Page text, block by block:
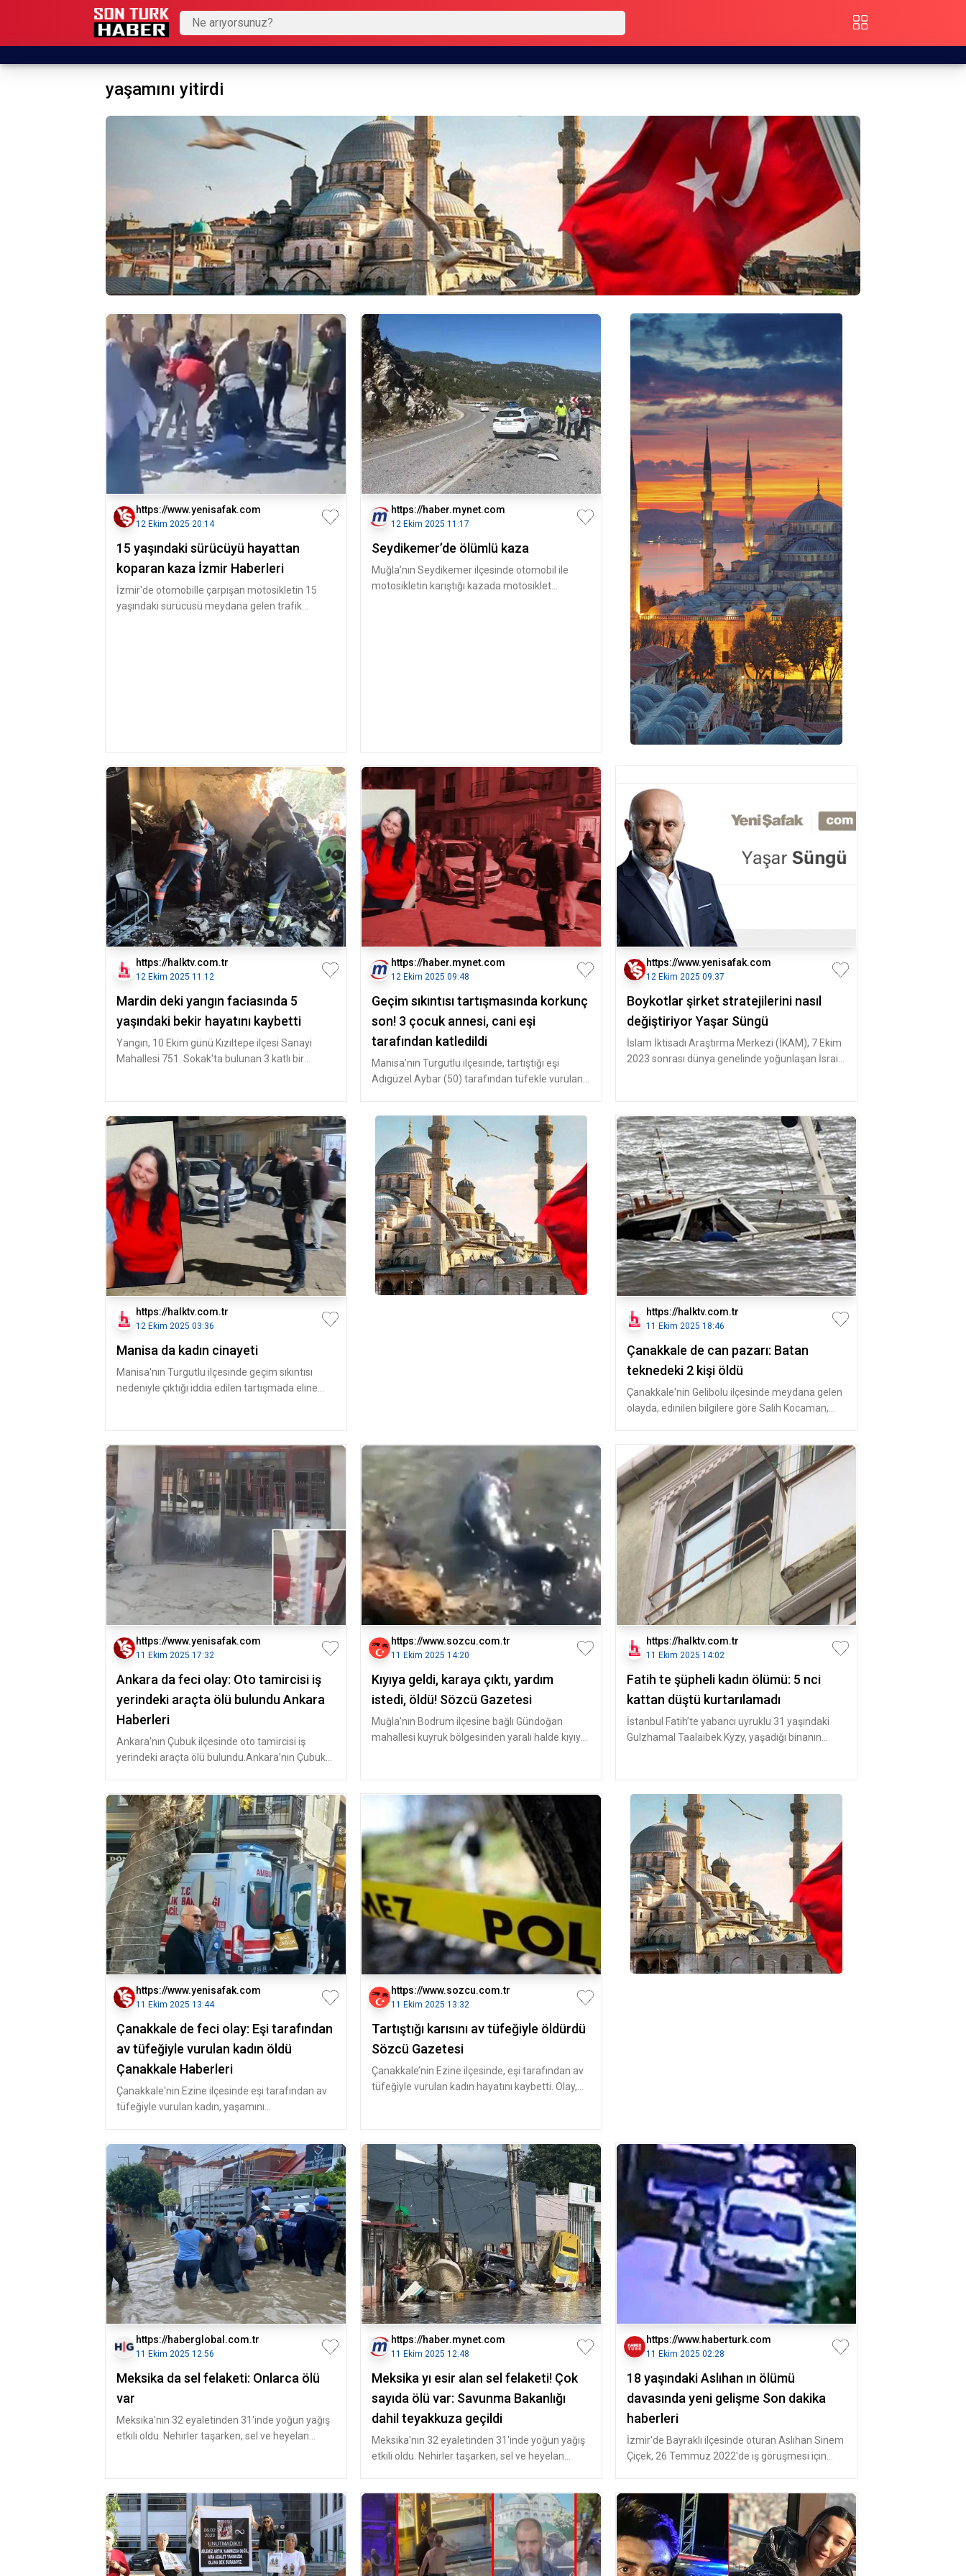
yaşamını yitirdi
https://www.yenisafak.com
12 Ekim 2025 20:14
15 yaşındaki sürücüyü hayattan
koparan kaza İzmir Haberleri
İzmir'de otomobille çarpışan motosikletin 15
yaşındaki sürücüsü meydana gelen trafik
https://haber.mynet.com
12 Ekim 2025 11:17
Seydikemer’de ölümlü kaza
Muğla’nın Seydikemer ilçesinde otomobil ile
motosikletin karıştığı kazada motosiklet
https://halktv.com.tr
12 Ekim 2025 11:12
Mardin deki yangın faciasında 5
yaşındaki bekir hayatını kaybetti
Yangın, 10 Ekim günü Kızıltepe ilçesi Sanayi
Mahallesi 751. Sokak'ta bulunan 3 katlı bir
https://haber.mynet.com
12 Ekim 2025 09:48
Geçim sıkıntısı tartışmasında korkunç
son! 3 çocuk annesi, cani eşi
tarafından katledildi
Manisa’nın Turgutlu ilçesinde, tartıştığı eşi
Adıgüzel Aybar (50) tarafından tüfekle vurulan
https://www.yenisafak.com
12 Ekim 2025 09:37
Boykotlar şirket stratejilerini nasıl
değiştiriyor Yaşar Süngü
İslam İktisadı Araştırma Merkezi (İKAM), 7 Ekim
2023 sonrası dünya genelinde yoğunlaşan İsrail
https://halktv.com.tr
12 Ekim 2025 03:36
Manisa da kadın cinayeti
Manisa'nın Turgutlu ilçesinde geçim sıkıntısı
nedeniyle çıktığı iddia edilen tartışmada eline
https://halktv.com.tr
11 Ekim 2025 18:46
Çanakkale de can pazarı: Batan
teknedeki 2 kişi öldü
Çanakkale'nin Gelibolu ilçesinde meydana gelen
olayda, edinilen bilgilere göre Salih Kocaman,
https://www.yenisafak.com
11 Ekim 2025 17:32
Ankara da feci olay: Oto tamircisi iş
yerindeki araçta ölü bulundu Ankara
Haberleri
Ankara'nın Çubuk ilçesinde oto tamircisi iş
yerindeki araçta ölü bulundu.Ankara’nın Çubuk
https://www.sozcu.com.tr
11 Ekim 2025 14:20
Kıyıya geldi, karaya çıktı, yardım
istedi, öldü! Sözcü Gazetesi
Muğla’nın Bodrum ilçesine bağlı Gündoğan
mahallesi kuyruk bölgesinden yaralı halde kıyıya
https://halktv.com.tr
11 Ekim 2025 14:02
Fatih te şüpheli kadın ölümü: 5 nci
kattan düştü kurtarılamadı
İstanbul Fatih’te yabancı uyruklu 31 yaşındaki
Gulzhamal Taalaibek Kyzy, yaşadığı binanın
https://www.yenisafak.com
11 Ekim 2025 13:44
Çanakkale de feci olay: Eşi tarafından
av tüfeğiyle vurulan kadın öldü
Çanakkale Haberleri
Çanakkale'nin Ezine ilçesinde eşi tarafından av
tüfeğiyle vurulan kadın, yaşamını
https://www.sozcu.com.tr
11 Ekim 2025 13:32
Tartıştığı karısını av tüfeğiyle öldürdü
Sözcü Gazetesi
Çanakkale’nin Ezine ilçesinde, eşi tarafından av
tüfeğiyle vurulan kadın hayatını kaybetti. Olay,
https://haberglobal.com.tr
11 Ekim 2025 12:56
Meksika da sel felaketi: Onlarca ölü
var
Meksika'nın 32 eyaletinden 31'inde yoğun yağış
etkili oldu. Nehirler taşarken, sel ve heyelan
https://haber.mynet.com
11 Ekim 2025 12:48
Meksika yı esir alan sel felaketi! Çok
sayıda ölü var: Savunma Bakanlığı
dahil teyakkuza geçildi
Meksika'nın 32 eyaletinden 31'inde yoğun yağış
etkili oldu. Nehirler taşarken, sel ve heyelan
https://www.haberturk.com
11 Ekim 2025 02:28
18 yaşındaki Aslıhan ın ölümü
davasında yeni gelişme Son dakika
haberleri
İzmir'de Bayraklı ilçesinde oturan Aslıhan Sinem
Çiçek, 26 Temmuz 2022'de iş görüşmesi için